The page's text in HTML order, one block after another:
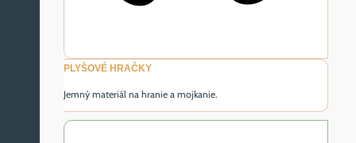
PLYŠOVÉ HRAČKY
Jemný materiál na hranie a mojkanie.